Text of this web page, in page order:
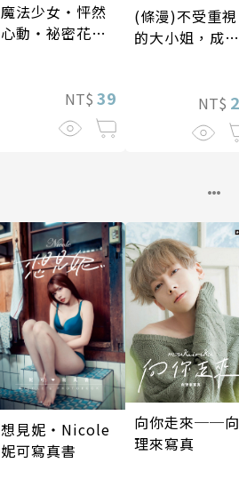
魔法少女・怦然
心動・祕密花招
NT$ 39
(條漫)不受重視
的大小姐，成了
NT$
想見妮‧Nicole
妮可寫真書
向你走來──向
理來寫真